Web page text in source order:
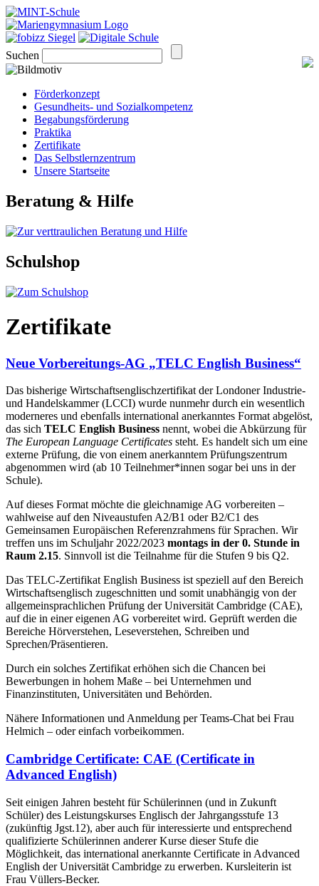
Suchen
Förderkonzept
Gesundheits- und Sozialkompetenz
Begabungsförderung
Praktika
Zertifikate
Das Selbstlernzentrum
Unsere Startseite
Beratung & Hilfe
Schulshop
Zertifikate
Neue Vorbereitungs-AG „TELC English Business“
Das bisherige Wirtschaftsenglischzertifikat der Londoner Industrie-
und Handelskammer (LCCI) wurde nunmehr durch ein wesentlich
moderneres und ebenfalls international anerkanntes Format abgelöst,
das sich TELC English Business nennt, wobei die Abkürzung für
The European Language Certificates steht. Es handelt sich um eine
externe Prüfung, die von einem anerkanntem Prüfungszentrum
abgenommen wird (ab 10 Teilnehmer*innen sogar bei uns in der
Schule).
Auf dieses Format möchte die gleichnamige AG vorbereiten –
wahlweise auf den Niveaustufen A2/B1 oder B2/C1 des
Gemeinsamen Europäischen Referenzrahmens für Sprachen. Wir
treffen uns im Schuljahr 2022/2023 montags in der 0. Stunde in
Raum 2.15. Sinnvoll ist die Teilnahme für die Stufen 9 bis Q2.
Das TELC-Zertifikat English Business ist speziell auf den Bereich
Wirtschaftsenglisch zugeschnitten und somit unabhängig von der
allgemeinsprachlichen Prüfung der Universität Cambridge (CAE),
auf die in einer eigenen AG vorbereitet wird. Geprüft werden die
Bereiche Hörverstehen, Leseverstehen, Schreiben und
Sprechen/Präsentieren.
Durch ein solches Zertifikat erhöhen sich die Chancen bei
Bewerbungen in hohem Maße – bei Unternehmen und
Finanzinstituten, Universitäten und Behörden.
Nähere Informationen und Anmeldung per Teams-Chat bei Frau
Helmich – oder einfach vorbeikommen.
Cambridge Certificate: CAE (Certificate in
Advanced English)
Seit einigen Jahren besteht für Schülerinnen (und in Zukunft
Schüler) des Leistungskurses Englisch der Jahrgangsstufe 13
(zukünftig Jgst.12), aber auch für interessierte und entsprechend
qualifizierte Schülerinnen anderer Kurse dieser Stufe die
Möglichkeit, das international anerkannte Certificate in Advanced
English der Universität Cambridge zu erwerben. Kursleiterin ist
Frau Vüllers-Becker.